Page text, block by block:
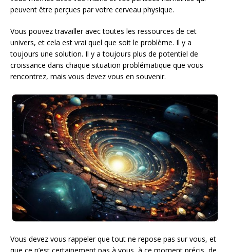
peuvent être perçues par votre cerveau physique.
Vous pouvez travailler avec toutes les ressources de cet
univers, et cela est vrai quel que soit le problème. Il y a
toujours une solution. Il y a toujours plus de potentiel de
croissance dans chaque situation problématique que vous
rencontrez, mais vous devez vous en souvenir.
Vous devez vous rappeler que tout ne repose pas sur vous, et